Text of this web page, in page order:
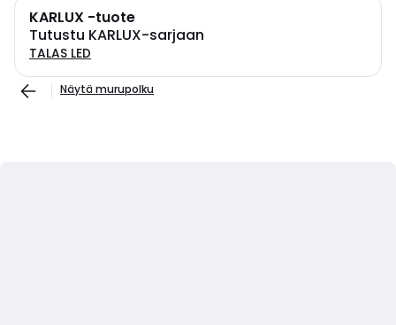
KARLUX -tuote
Tutustu KARLUX-sarjaan
TALAS LED
Näytä murupolku